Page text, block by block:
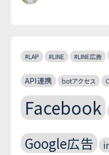
#LAP #LINE #LINE広告
API連携 botアクセス
Facebook
Google広告